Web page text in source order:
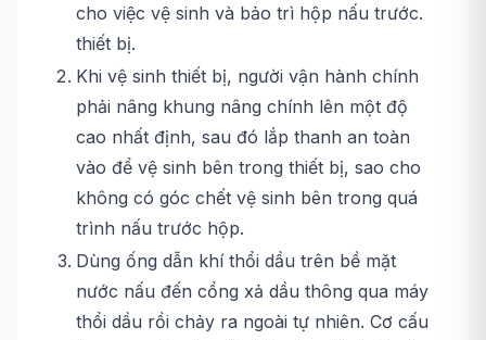
cho việc vệ sinh và bảo trì hộp nấu trước.
thiết bị.
Khi vệ sinh thiết bị, người vận hành chính
phải nâng khung nâng chính lên một độ
cao nhất định, sau đó lắp thanh an toàn
vào để vệ sinh bên trong thiết bị, sao cho
không có góc chết vệ sinh bên trong quá
trình nấu trước hộp.
Dùng ống dẫn khí thổi dầu trên bề mặt
nước nấu đến cổng xả dầu thông qua máy
thổi dầu rồi chảy ra ngoài tự nhiên. Cơ cấu